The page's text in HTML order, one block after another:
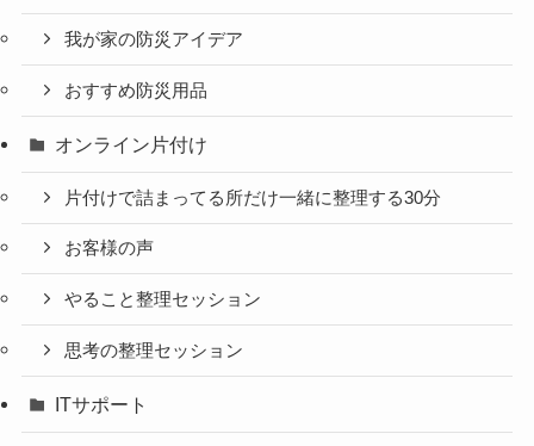
我が家の防災アイデア
おすすめ防災用品
オンライン片付け
片付けで詰まってる所だけ一緒に整理する30分
お客様の声
やること整理セッション
思考の整理セッション
ITサポート